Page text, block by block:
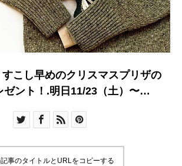
すこし早めのクリスマスプリザの
ゼント！.明日11/23（土）〜
買い上げの方に日頃の感謝の気持
ど新作もたくさん届いておりま
事のタイトルとURLをコピーする